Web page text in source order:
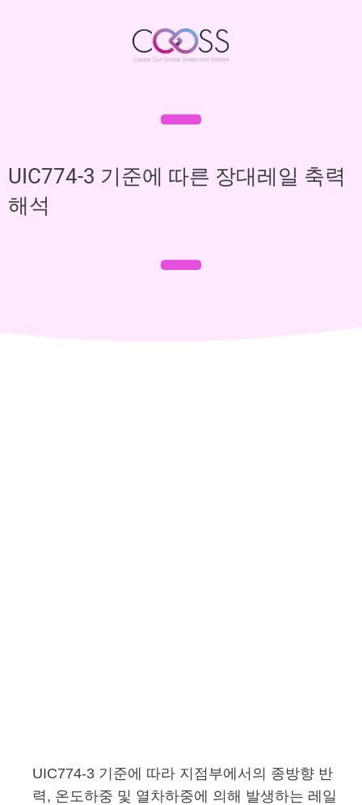
UIC774-3 기준에 따른 장대레일 축력
해석
UIC774-3 기준에 따라 지점부에서의 종방향 반
력, 온도하중 및 열차하중에 의해 발생하는 레일